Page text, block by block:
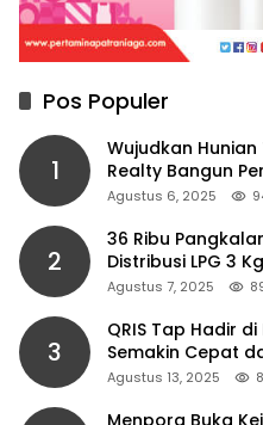
Pos Populer
1
Wujudkan
Realty Bangun
Agustus 6, 2025
2
36 Ribu
Distribusi LPG 3
Agustus 7, 2025
3
QRIS Tap Hadir
Semakin Cepat
NFC
Agustus 13, 2025